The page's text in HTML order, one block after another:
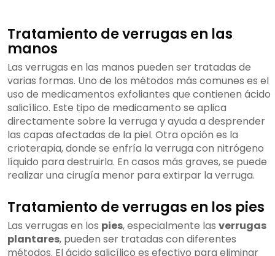
Tratamiento de verrugas en las
manos
Las verrugas en las manos pueden ser tratadas de
varias formas. Uno de los métodos más comunes es el
uso de medicamentos exfoliantes que contienen ácido
salicílico. Este tipo de medicamento se aplica
directamente sobre la verruga y ayuda a desprender
las capas afectadas de la piel. Otra opción es la
crioterapia, donde se enfría la verruga con nitrógeno
líquido para destruirla. En casos más graves, se puede
realizar una cirugía menor para extirpar la verruga.
Tratamiento de verrugas en los pies
Las verrugas en los pies, especialmente las verrugas
plantares, pueden ser tratadas con diferentes
métodos. El ácido salicílico es efectivo para eliminar